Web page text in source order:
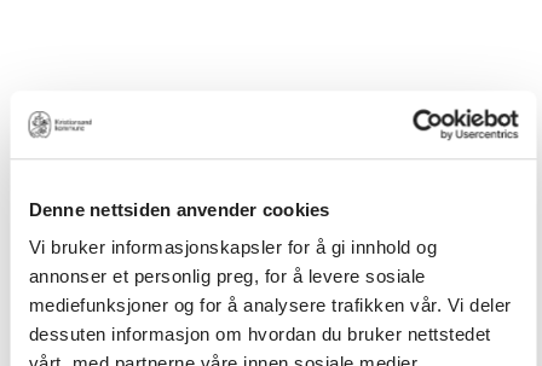
Denne nettsiden anvender cookies
Vi bruker informasjonskapsler for å gi innhold og
annonser et personlig preg, for å levere sosiale
mediefunksjoner og for å analysere trafikken vår. Vi deler
dessuten informasjon om hvordan du bruker nettstedet